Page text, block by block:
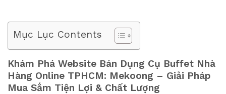
Mục Lục Contents
Khám Phá Website Bán Dụng Cụ Buffet Nhà
Hàng Online TPHCM: Mekoong – Giải Pháp
Mua Sắm Tiện Lợi & Chất Lượng